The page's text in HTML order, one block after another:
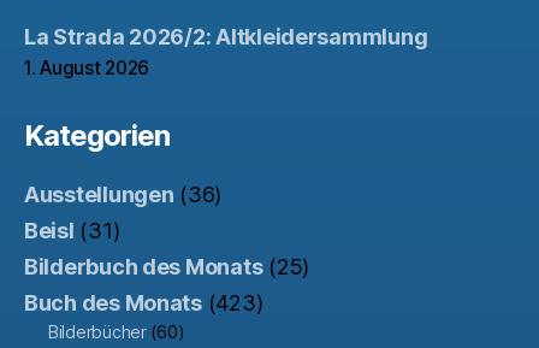
La Strada 2026/2: Altkleidersammlung
1. August 2026
Kategorien
Ausstellungen (36)
Beisl (31)
Bilderbuch des Monats(25)
Buch des Monats(423)
Bilderbücher(60)